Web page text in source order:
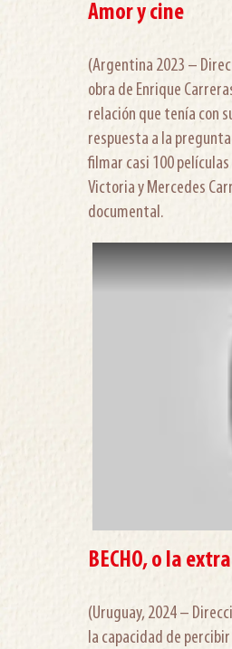
Amor y cine
(Argentina 2023 –
obra de Enrique
relación que tenía con
respuesta a la
filmar casi 100
Victoria y Mercedes
documental.
BECHO, o la
(Uruguay, 2024 –
la capacidad de